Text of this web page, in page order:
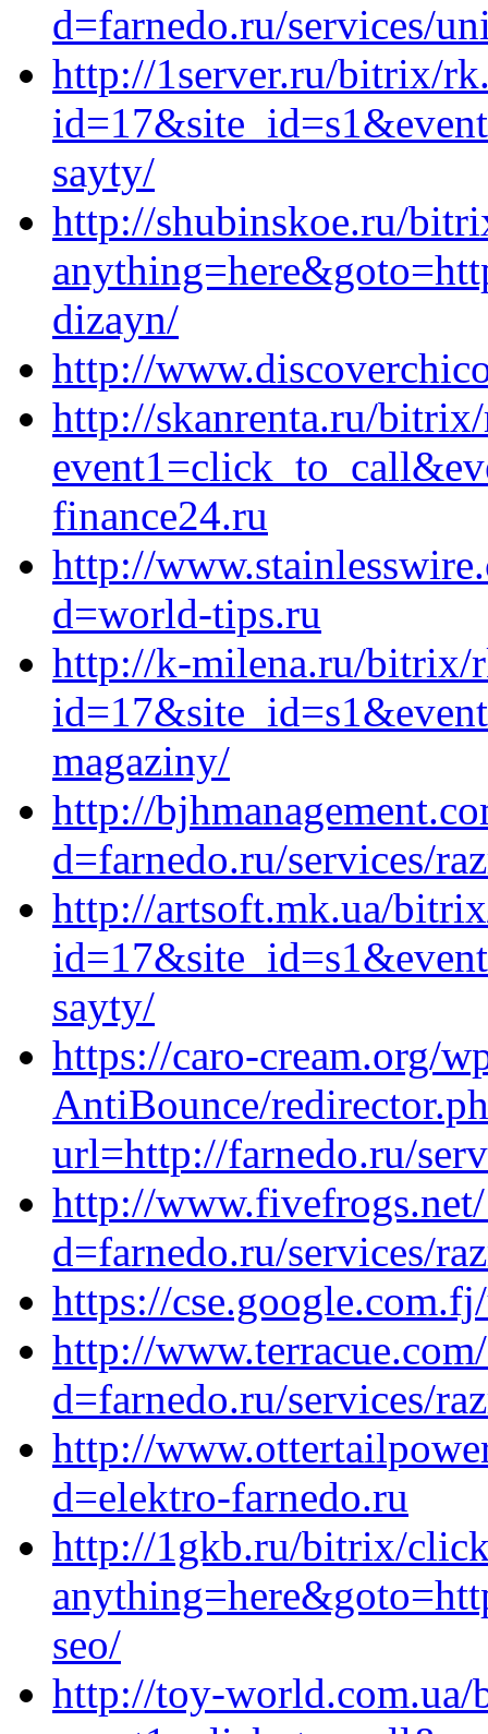
d=farnedo.ru/services/
http://1server.ru/bitrix/
sayty/
http://shubinskoe.ru/
dizayn/
http://
http://skanrenta.ru/
finance24.ru
http://
d=world-tips.ru
http://k-milena.ru/bitrix/
magaziny/
http://
d=farnedo.ru/services/
http://artsoft.mk.ua/
sayty/
https://caro-cream.org/
AntiBounce/
url=http://farnedo.ru/
http://
d=farnedo.ru/services/
https://
http://
d=farnedo.ru/services/
http://
d=elektro-farnedo.ru
http://1gkb.ru/bitrix/
seo/
http://toy-world.com.ua/